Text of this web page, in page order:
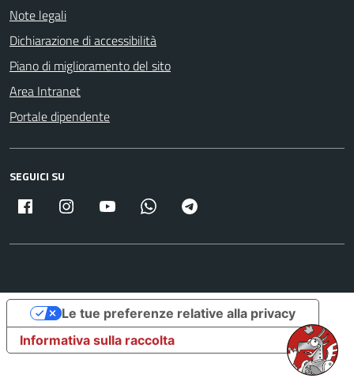
Note legali
Dichiarazione di accessibilità
Piano di miglioramento del sito
Area Intranet
Portale dipendente
SEGUICI SU
Facebook Instagram Youtube Whatsapp
Informativa sulla raccolta
Le tue preferenze relative alla privacy